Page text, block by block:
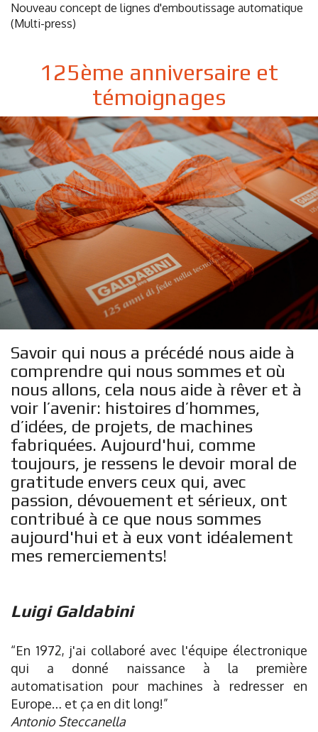
Nouveau concept de lignes d'emboutissage automatique
(Multi-press)
125ème anniversaire et
témoignages
Savoir qui nous a précédé nous aide à
comprendre qui nous sommes et où
nous allons, cela nous aide à rêver et à
voir l’avenir: histoires d’hommes,
d’idées, de projets, de machines
fabriquées. Aujourd'hui, comme
toujours, je ressens le devoir moral de
gratitude envers ceux qui, avec
passion, dévouement et sérieux, ont
contribué à ce que nous sommes
aujourd'hui et à eux vont idéalement
mes remerciements!
Luigi Galdabini
“En 1972, j'ai collaboré avec l'équipe électronique
qui a donné naissance à la première
automatisation pour machines à redresser en
Europe… et ça en dit long!”
Antonio Steccanella